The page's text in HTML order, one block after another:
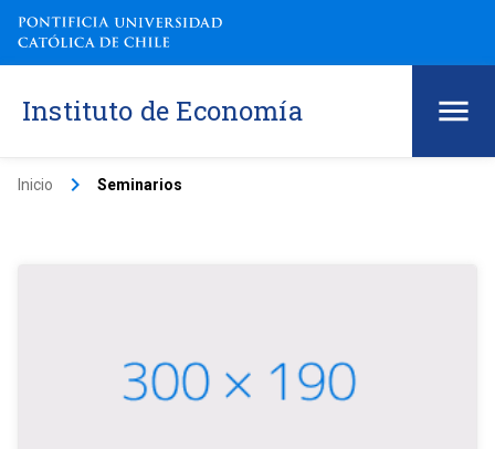
Instituto de Economía
Inicio keyboard_arrow_right Seminarios